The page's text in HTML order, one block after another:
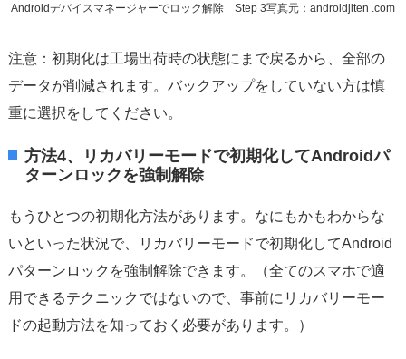
Androidデバイスマネージャーでロック解除 Step 3写真元：androidjiten .com
注意：初期化は工場出荷時の状態にまで戻るから、全部の
データが削減されます。バックアップをしていない方は慎
重に選択をしてください。
方法4、リカバリーモードで初期化してAndroidパ
ターンロックを強制解除
もうひとつの初期化方法があります。なにもかもわからな
いといった状況で、リカバリーモードで初期化してAndroid
パターンロックを強制解除できます。（全てのスマホで適
用できるテクニックではないので、事前にリカバリーモー
ドの起動方法を知っておく必要があります。）